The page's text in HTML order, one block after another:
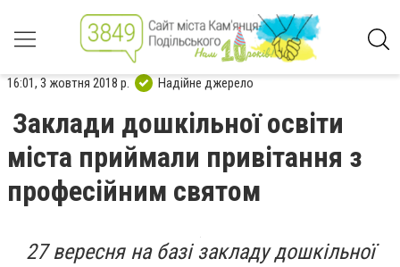
16:01, 3 жовтня 2018 р. Надійне джерело
Заклади дошкільної освіти
міста приймали привітання з
професійним святом
27 вересня на базі закладу дошкільної